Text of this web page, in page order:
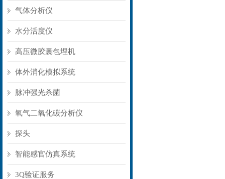
气体分析仪
水分活度仪
高压微胶囊包埋机
体外消化模拟系统
脉冲强光杀菌
氧气二氧化碳分析仪
探头
智能感官仿真系统
3Q验证服务